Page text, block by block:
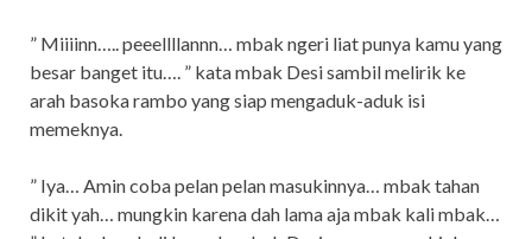
” Miiiinn….. peeellllannn… mbak ngeri liat punya kamu yang
besar banget itu…. ” kata mbak Desi sambil melirik ke
arah basoka rambo yang siap mengaduk-aduk isi
memeknya.
” Iya… Amin coba pelan pelan masukinnya… mbak tahan
dikit yah… mungkin karena dah lama aja mbak kali mbak…